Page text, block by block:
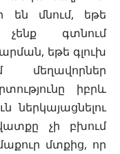
են մնում, եթե
գտնում
եթե գլուխ
մեղավորներ
իբրև
ներկայացնելու
չի բխում
մտքից, որ